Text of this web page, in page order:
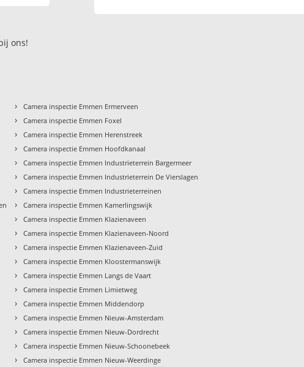
ons!
› Camera inspectie Emmen Ermerveen
› Camera inspectie Emmen Foxel
› Camera inspectie Emmen Herenstreek
› Camera inspectie Emmen Hoofdkanaal
› Camera inspectie Emmen Industrieterrein Bargermeer
› Camera inspectie Emmen Industrieterrein De Vierslagen
› Camera inspectie Emmen Industrieterreinen
› Camera inspectie Emmen Kamerlingswijk
› Camera inspectie Emmen Klazienaveen
› Camera inspectie Emmen Klazienaveen-Noord
› Camera inspectie Emmen Klazienaveen-Zuid
› Camera inspectie Emmen Kloostermanswijk
› Camera inspectie Emmen Langs de Vaart
› Camera inspectie Emmen Limietweg
› Camera inspectie Emmen Middendorp
› Camera inspectie Emmen Nieuw-Amsterdam
› Camera inspectie Emmen Nieuw-Dordrecht
› Camera inspectie Emmen Nieuw-Schoonebeek
› Camera inspectie Emmen Nieuw-Weerdinge